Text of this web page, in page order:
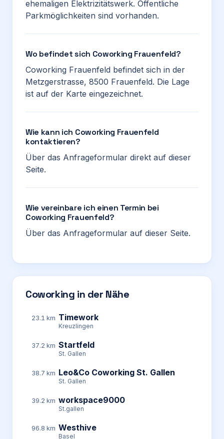
ehemaligen Elektrizitätswerk. Öffentliche
Parkmöglichkeiten sind vorhanden.
Wo befindet sich Coworking Frauenfeld?
Coworking Frauenfeld befindet sich in der
Metzgerstrasse, 8500 Frauenfeld. Die Lage
ist auf der Karte eingezeichnet.
Wie kann ich Coworking Frauenfeld
kontaktieren?
Über das Anfrageformular direkt auf dieser
Seite.
Wie vereinbare ich einen Termin bei
Coworking Frauenfeld?
Über das Anfrageformular auf dieser Seite.
Coworking in der Nähe
23.1 km Timework
Kreuzlingen
37.2 km Startfeld
St. Gallen
38.7 km Leo&Co Coworking St. Gallen
St. Gallen
39.2 km workspace9000
St.gallen
96.8 km Westhive
Basel